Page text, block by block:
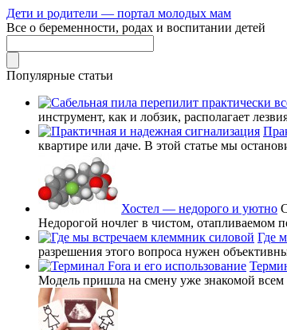
Дети и родители — портал молодых мам
Все о беременности, родах и воспитании детей
Популярные статьи
инструмент, как и лобзик, располагает
квартире или даче. В этой статье мы
Хостел — недорого и уютно
Недорогой ночлег в чистом, отапливаемом
Где
разрешения этого вопроса нужен
Модель пришла на смену уже знакомой всем